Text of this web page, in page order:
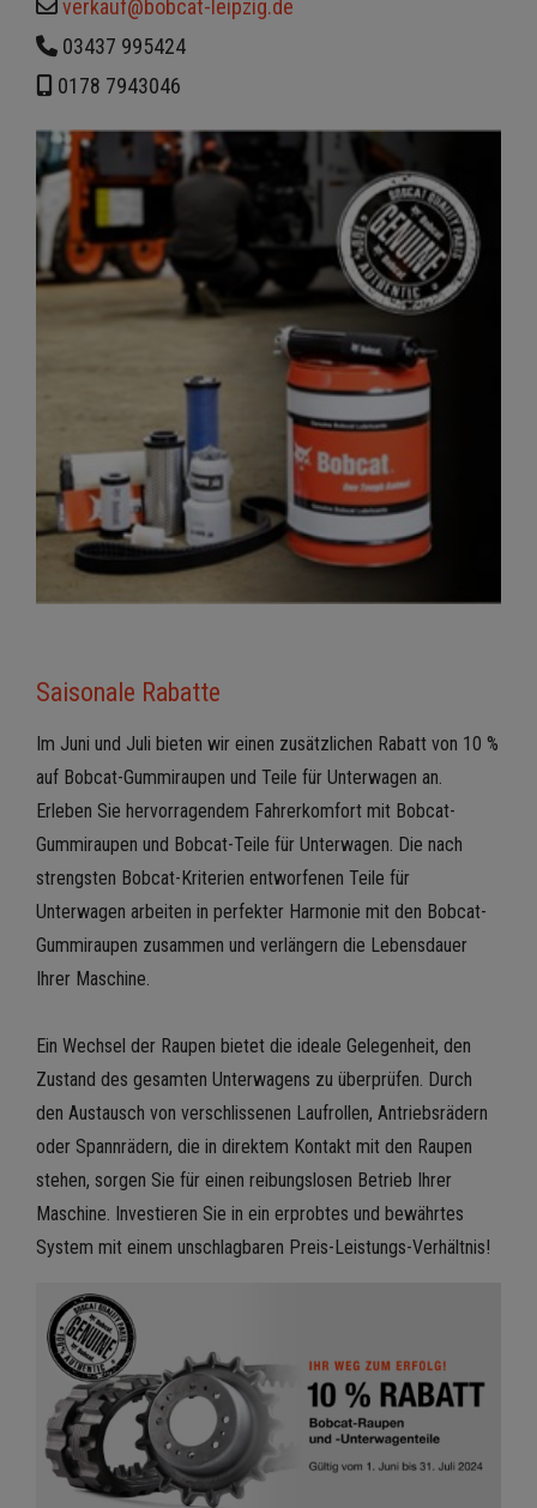
verkauf@bobcat-leipzig.de
03437 995424
0178 7943046
Saisonale Rabatte
Im Juni und Juli bieten wir einen zusätzlichen Rabatt von 10 %
auf Bobcat-Gummiraupen und Teile für Unterwagen an.
Erleben Sie hervorragendem Fahrerkomfort mit Bobcat-
Gummiraupen und Bobcat-Teile für Unterwagen. Die nach
strengsten Bobcat-Kriterien entworfenen Teile für
Unterwagen arbeiten in perfekter Harmonie mit den Bobcat-
Gummiraupen zusammen und verlängern die Lebensdauer
Ihrer Maschine.
Ein Wechsel der Raupen bietet die ideale Gelegenheit, den
Zustand des gesamten Unterwagens zu überprüfen. Durch
den Austausch von verschlissenen Laufrollen, Antriebsrädern
oder Spannrädern, die in direktem Kontakt mit den Raupen
stehen, sorgen Sie für einen reibungslosen Betrieb Ihrer
Maschine. Investieren Sie in ein erprobtes und bewährtes
System mit einem unschlagbaren Preis-Leistungs-Verhältnis!